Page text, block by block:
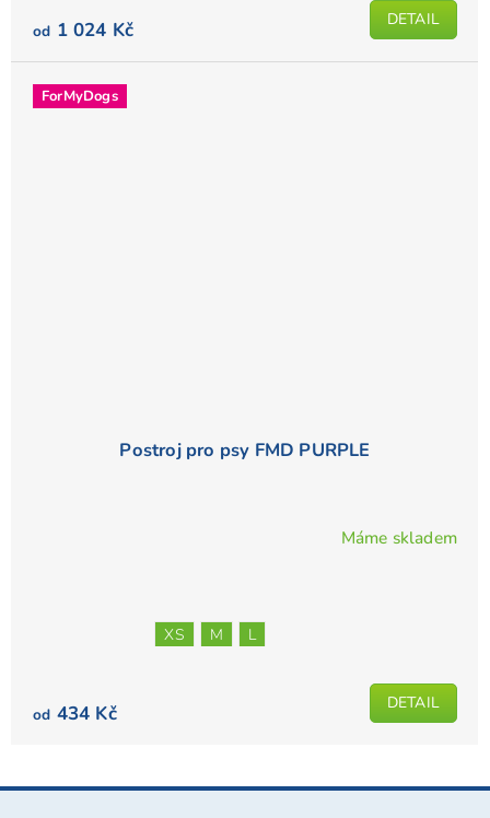
od 1 024 Kč DETAIL
ForMyDogs
Postroj pro psy FMD PURPLE
hvězdiček.
Máme skladem
od 434 Kč DETAIL
XS M L
Z